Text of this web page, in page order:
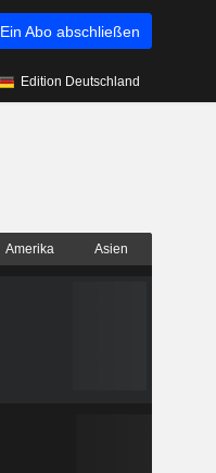
Ein Abo abschließen
Edition Deutschland
Amerika Asien